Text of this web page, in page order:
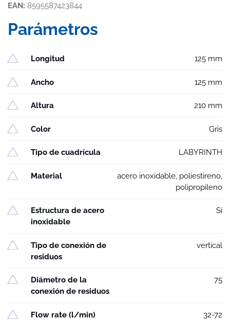
EAN: 8595587423844
Parámetros
Longitud 125 mm
Ancho 125 mm
Altura 210 mm
Color Gris
Tipo de cuadrícula LABYRINTH
Material
acero inoxidable, poliestireno,
polipropileno
Estructura de acero
inoxidable
Sí
Tipo de conexión de
residuos
vertical
Diámetro de la
conexión de residuos
75
Flow rate (l/min) 32-72